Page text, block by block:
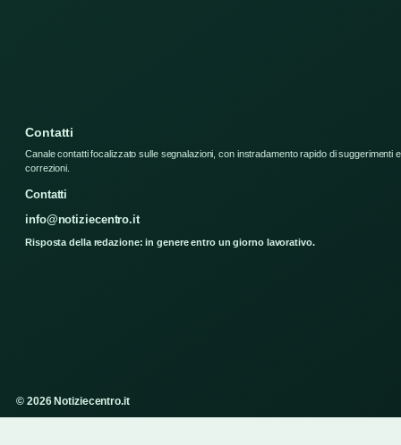
Contatti
Canale contatti focalizzato sulle segnalazioni, con instradamento rapido di suggerimenti e
correzioni.
Contatti
info@notiziecentro.it
Risposta della redazione: in genere entro un giorno lavorativo.
© 2026 Notiziecentro.it